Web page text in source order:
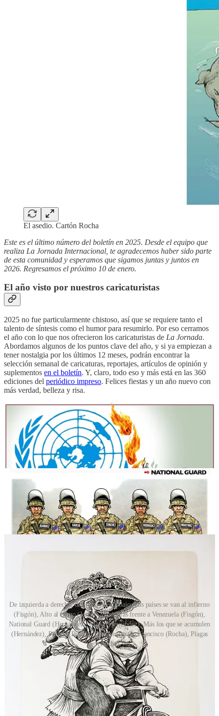
El asedio. Cartón Rocha
Este es el último número del boletín en 2025. Desde el equipo que
realiza La Jornada Internacional, te agradecemos haber sido parte
de esta comunidad y esperamos que sigamos juntas y juntos en
2026. Regresamos el próximo 10 de enero.
El año visto por nuestros caricaturistas
2025 no fue particularmente chistoso, así que se requiere tanto el
talento de síntesis como el humor para resumirlo. Por eso cerramos
el año con lo que nos ofrecieron los caricaturistas de La Jornada.
Abordamos algunos de los puntos clave del año, y si ya empiezan a
tener nostalgia por los últimos 12 meses, podrán encontrar la
selección semanal de caricaturas, reportajes, artículos de opinión y
suplementos en el boletín. Y, claro, todo eso y más está en las 360
ediciones del periódico impreso. Felices fiestas y un año nuevo con
más verdad, belleza y risa.
De izquierda a derecha, de arriba hacia abajo: Sus países se van al infierno
(Fisgón), Alto al fuego (Jerge), Maniobras frente a Venezuela (Fisgón),
National Guard (Hernández), Mapa (Hernández), Más los que se acumulen
(Hernández), Posada (Rocha), Bienaventurado Francisco (Rocha), Plagas
(Rocha).
Para ver estas caricaturas en tamaño completo, ábrelas en el
navegador o en la app mediante el enlace en la esquina superior